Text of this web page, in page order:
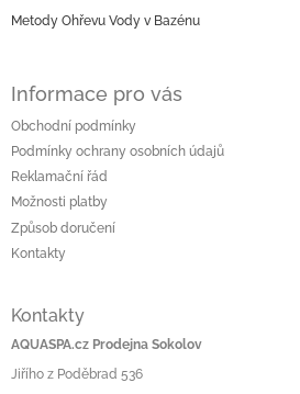
Metody Ohřevu Vody v Bazénu
Informace pro vás
Obchodní podmínky
Podmínky ochrany osobních údajů
Reklamační řád
Možnosti platby
Způsob doručení
Kontakty
Kontakty
AQUASPA.cz Prodejna Sokolov
Jiřího z Poděbrad 536